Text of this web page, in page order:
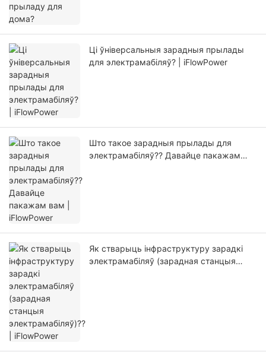
Ці ўніверсальныя зарадныя прылады
для электрамабіляў? | iFlowPower
Што такое зарадныя прылады для
электрамабіляў?? Давайце пакажам
Як стварыць інфраструктуру зарадкі
электрамабіляў (зарадная станцыя